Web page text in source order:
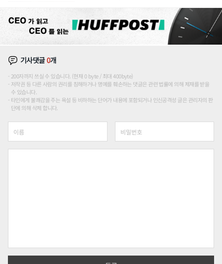
기사댓글0개
200자까지 쓰실 수 있습니다. (현재 0 byte / 최대 400byte)
저작권 등 다른 사람의 권리를 침해하거나 명예를 훼손하는 댓글은 관련 법률에 의해 제재를 받을
수 있습니다.
타인에게 불쾌감을 주는 욕설 등 비하하는 단어가 내용에 포함되거나 인신공격성 글은 관리자의 판
단에 의해 삭제 합니다.